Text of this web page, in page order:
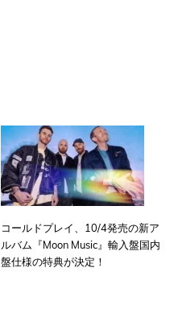
コールドプレイ、10/4発売の新ア
ルバム『Moon Music』輸入盤国内
盤仕様の特典が決定！